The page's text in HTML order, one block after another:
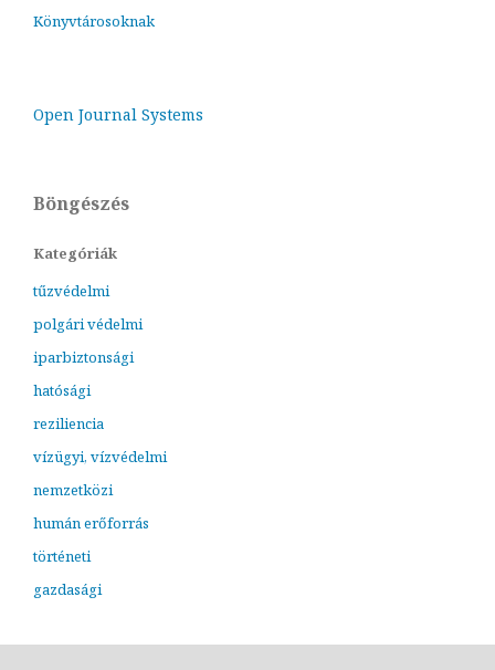
Könyvtárosoknak
Open Journal Systems
Böngészés
Kategóriák
tűzvédelmi
polgári védelmi
iparbiztonsági
hatósági
reziliencia
vízügyi, vízvédelmi
nemzetközi
humán erőforrás
történeti
gazdasági